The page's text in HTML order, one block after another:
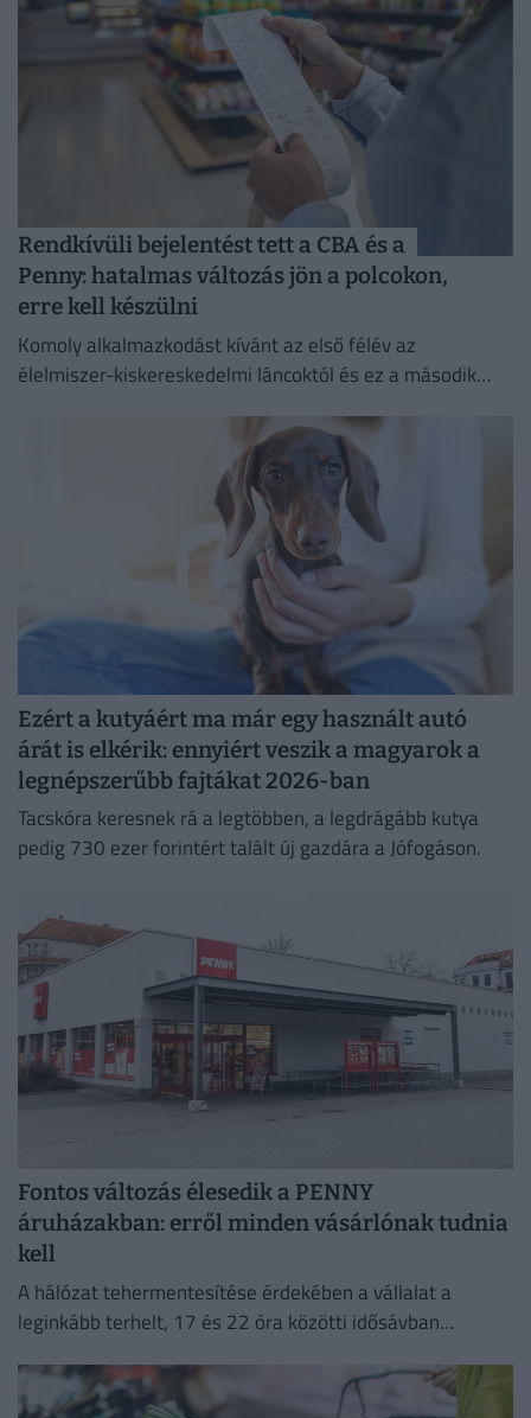
Rendkívüli bejelentést tett a CBA és a
Penny: hatalmas változás jön a polcokon,
erre kell készülni
Komoly alkalmazkodást kívánt az első félév az
élelmiszer-kiskereskedelmi láncoktól és ez a második
Ezért a kutyáért ma már egy használt autó
árát is elkérik: ennyiért veszik a magyarok a
legnépszerűbb fajtákat 2026-ban
Tacskóra keresnek rá a legtöbben, a legdrágább kutya
pedig 730 ezer forintért talált új gazdára a Jófogáson.
Fontos változás élesedik a PENNY
áruházakban: erről minden vásárlónak tudnia
kell
A hálózat tehermentesítése érdekében a vállalat a
leginkább terhelt, 17 és 22 óra közötti idősávban